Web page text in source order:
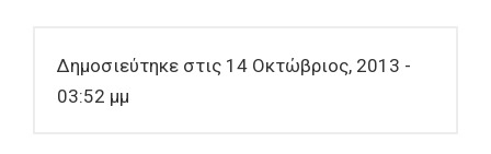
Δημοσιεύτηκε στις 14 Οκτώβριος, 2013 -
03:52 μμ